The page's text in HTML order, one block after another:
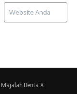
Majalah Berita X